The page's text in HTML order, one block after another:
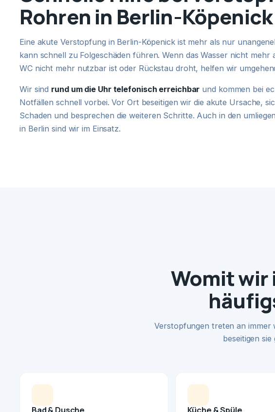
Rohren in Berlin-Köpenick
Eine akute Verstopfung in Berlin-Köpenick ist mehr als nur
kann schnell zu Folgeschäden führen. Wenn das Wasser nicht mehr
WC nicht mehr nutzbar ist oder Rückstau droht, helfen wir
Wir sind rund um die Uhr telefonisch erreichbar und kommen bei
Notfällen schnell vorbei. Vor Ort beseitigen wir die akute Ursache,
Schaden und besprechen die weiteren Schritte. Auch in den
in Berlin sind wir im Einsatz.
Womit wir
Verstopfungen treten an
beseitigen
Bad & Dusche Küche & Spüle